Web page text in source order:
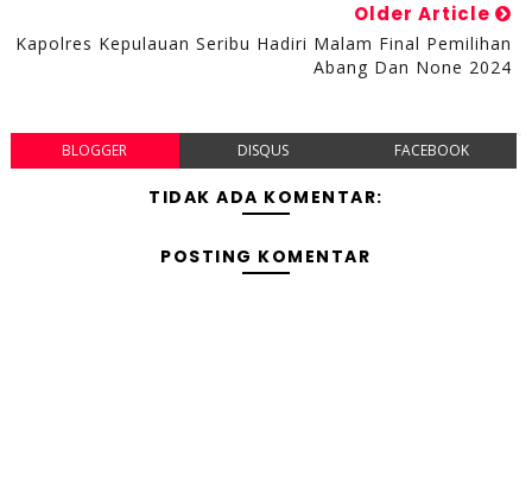
Older Article
Kapolres Kepulauan Seribu Hadiri Malam Final Pemilihan
Abang Dan None 2024
BLOGGER DISQUS FACEBOOK
TIDAK ADA KOMENTAR:
POSTING KOMENTAR